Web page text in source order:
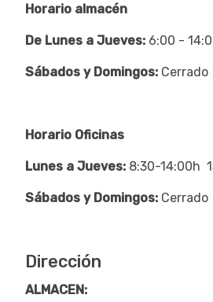
Horario almacén
De Lunes a Jueves: 6:00 -
Sábados y Domingos: Cerrado
Horario Oficinas
Lunes a Jueves: 8:30-14:00h
Sábados y Domingos: Cerrado
Dirección
ALMACEN: